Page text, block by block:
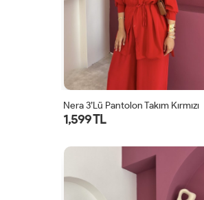
STD
Nera 3’lü Pantolon Takım Kırmızı
1,599 TL